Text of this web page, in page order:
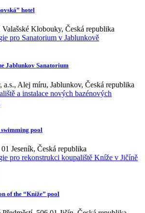
hotel
Valašské Klobouky, Česká republika
Jablunkov Sanatorium
a.s., Alej míru, Jablunkov, Česká republika
pool
Jeseník, Česká republika
of the “Kníže” pool